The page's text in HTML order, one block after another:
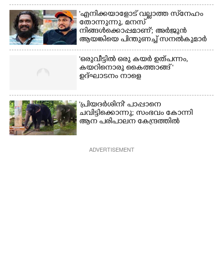
'എനിക്കയാളോട് വല്ലാത്ത സ്‌നേഹം
തോന്നുന്നു, മനസ്
നിങ്ങൾക്കൊപ്പമാണ്'; അർജുൻ
ആയങ്കിയെ പിന്തുണച്ച് സനൽകുമാർ
'ഒരുവീട്ടിൽ ഒരു കയർ ഉത്പന്നം,
കയറിനൊരു കൈത്താങ്ങ് '
ഉദ്ഘാടനം നാളെ
'പ്രിയദർശിനി' പാപ്പാനെ
ചവിട്ടിക്കൊന്നു; സംഭവം കോന്നി
ആന പരിപാലന കേന്ദ്രത്തിൽ
ADVERTISEMENT